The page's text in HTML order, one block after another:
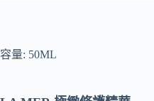
容量: 50ML